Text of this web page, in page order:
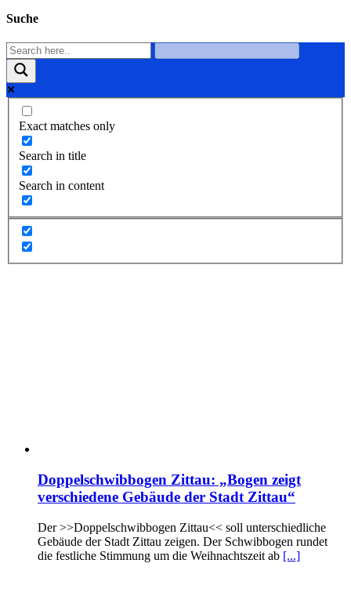
Suche
Exact matches only
Search in title
Search in content
Doppelschwibbogen Zittau: „Bogen zeigt
verschiedene Gebäude der Stadt Zittau“
Der >>Doppelschwibbogen Zittau<< soll unterschiedliche
Gebäude der Stadt Zittau zeigen. Der Schwibbogen rundet
die festliche Stimmung um die Weihnachtszeit ab [...]